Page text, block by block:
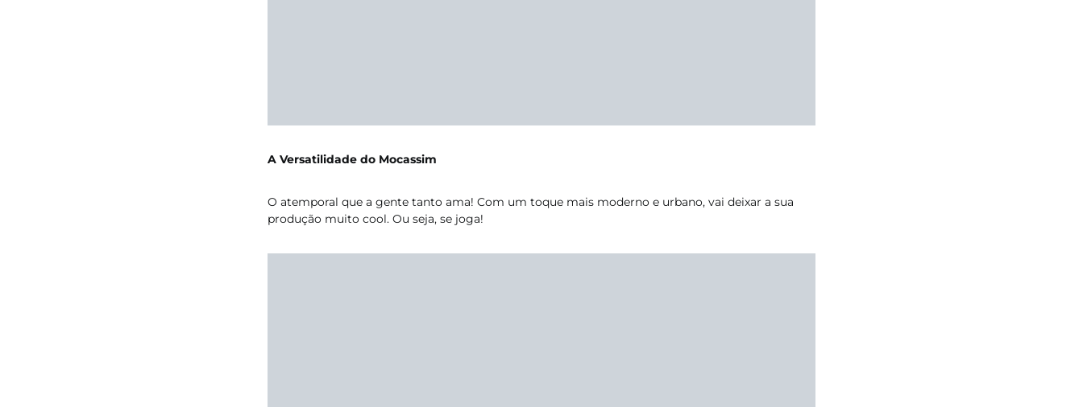
A Versatilidade do Mocassim
O atemporal que a gente tanto ama! Com um toque mais moderno e urbano, vai deixar a sua
produção muito cool. Ou seja, se joga!